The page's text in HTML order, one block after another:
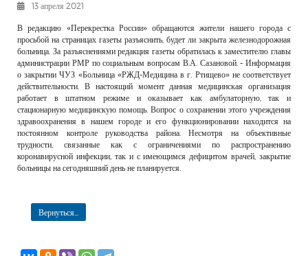
РЕКЛАМОДАТЕЛЯМ
ОБЪЯВЛЕНИЯ
КОНТАКТЫ
13 апреля 2021
В редакцию «Перекрестка России» обращаются жители нашего города с
просьбой на страницах газеты разъяснить, будет ли закрыта железнодорожная
больница. За разъяснениями редакция газеты обратилась к заместителю главы
администрации РМР по социальным вопросам В.А. Сазановой. - Информация
о закрытии ЧУЗ «Больница «РЖД-Медицина в г. Ртищево» не соответствует
действительности. В настоящий момент данная медицинская организация
работает в штатном режиме и оказывает как амбулаторную, так и
стационарную медицинскую помощь. Вопрос о сохранении этого учреждения
здравоохранения в нашем городе и его функционировании находится на
постоянном контроле руководства района. Несмотря на объективные
трудности, связанные как с ограничениями по распространению
коронавирусной инфекции, так и с имеющимся дефицитом врачей, закрытие
больницы на сегодняшний день не планируется.
Вернуться...